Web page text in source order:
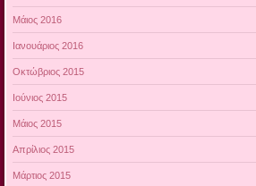
Μάιος 2016
Ιανουάριος 2016
Οκτώβριος 2015
Ιούνιος 2015
Μάιος 2015
Απρίλιος 2015
Μάρτιος 2015